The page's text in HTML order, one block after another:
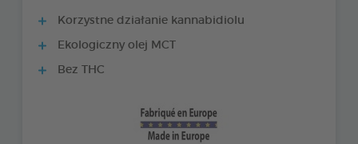
Korzystne działanie kannabidiolu
Ekologiczny olej MCT
Bez THC